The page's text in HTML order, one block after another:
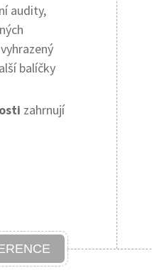
audity,
balíčky
zahrnují